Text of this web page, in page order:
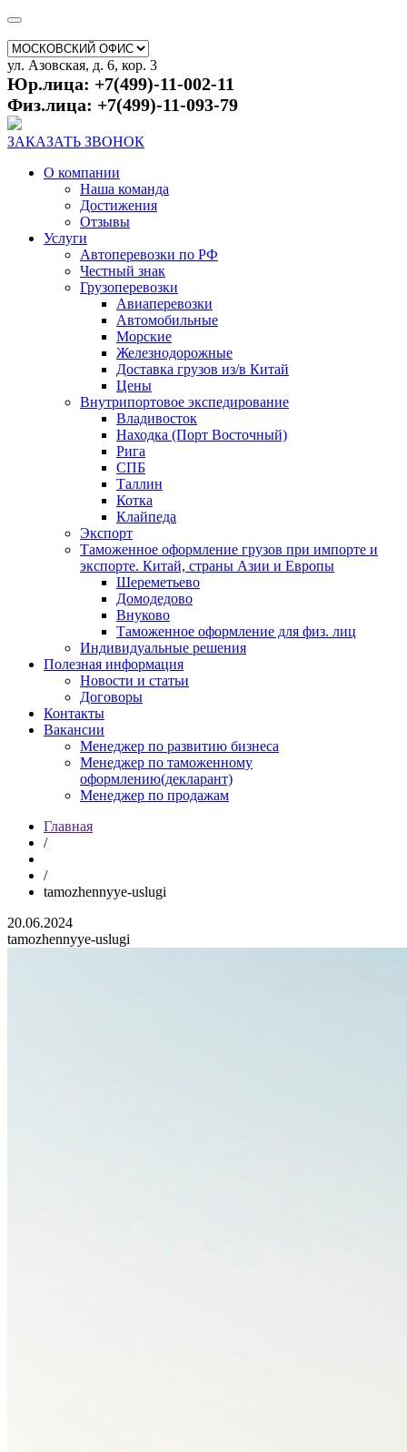
ул. Азовская, д. 6, кор. 3
Юр.лица: +7(499)-11-002-11
Физ.лица: +7(499)-11-093-79
ЗАКАЗАТЬ ЗВОНОК
О компании
Наша команда
Достижения
Отзывы
Услуги
Автоперевозки по РФ
Честный знак
Грузоперевозки
Авиаперевозки
Автомобильные
Морские
Железнодорожные
Доставка грузов из/в Китай
Цены
Внутрипортовое экспедирование
Владивосток
Находка (Порт Восточный)
Рига
СПБ
Таллин
Котка
Клайпеда
Экспорт
Таможенное оформление грузов при импорте и
экспорте. Китай, страны Азии и Европы
Шереметьево
Домодедово
Внуково
Таможенное оформление для физ. лиц
Индивидуальные решения
Полезная информация
Новости и статьи
Договоры
Контакты
Вакансии
Менеджер по развитию бизнеса
Менеджер по таможенному
оформлению(декларант)
Менеджер по продажам
Главная
/
/
tamozhennyye-uslugi
20.06.2024
tamozhennyye-uslugi